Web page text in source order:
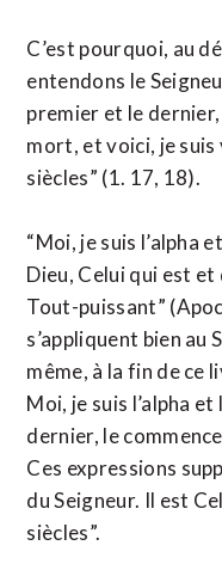
C’est pourquoi, au
entendons le
premier et le
mort, et voici, je suis
siècles” (1. 17, 18).
“Moi, je suis l’alpha
Dieu, Celui qui est
Tout-puissant”
s’appliquent bien au
même, à la fin de ce
Moi, je suis l’alpha
dernier, le
Ces expressions
du Seigneur. Il est
siècles”.